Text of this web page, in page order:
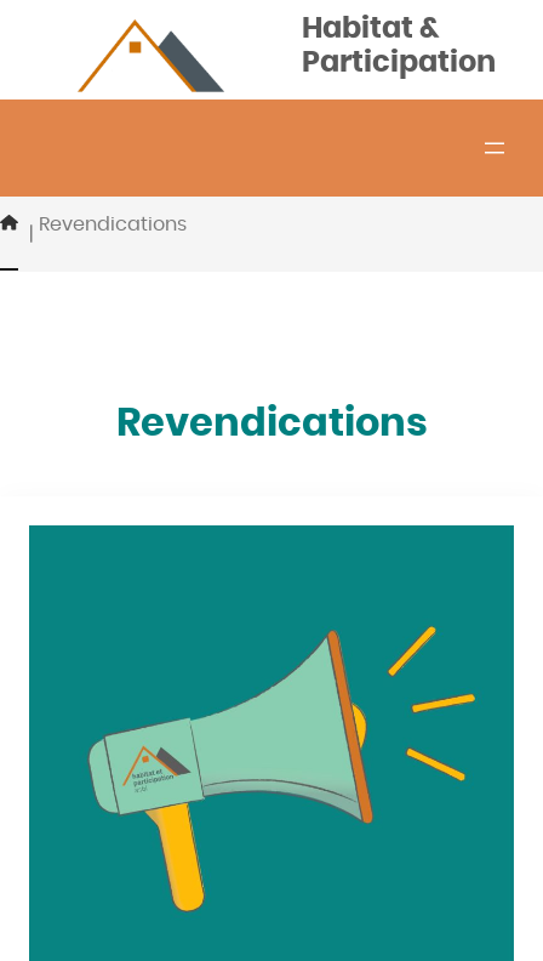
contenu
Habitat &
Participation
Revendications
Revendications